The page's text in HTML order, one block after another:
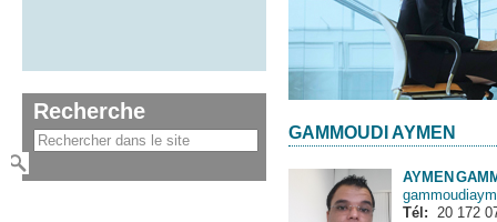
GAMMOUDI AYMEN
AYMEN
Tél: 20 172
Recherche